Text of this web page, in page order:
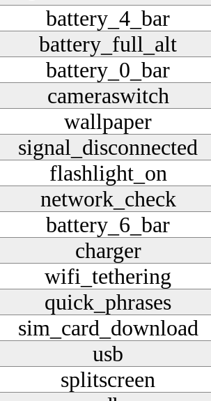
battery_4_bar
battery_full_alt
battery_0_bar
cameraswitch
wallpaper
signal_disconnected
flashlight_on
network_check
battery_6_bar
charger
wifi_tethering
quick_phrases
sim_card_download
usb
splitscreen